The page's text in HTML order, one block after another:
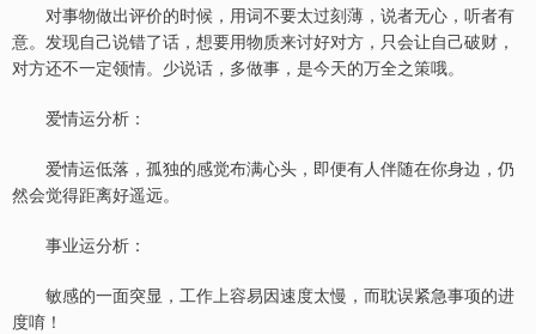
对事物做出评价的时候，用词不要太过刻薄，说者无心，听者有
意。发现自己说错了话，想要用物质来讨好对方，只会让自己破财，
对方还不一定领情。少说话，多做事，是今天的万全之策哦。
爱情运分析：
爱情运低落，孤独的感觉布满心头，即便有人伴随在你身边，仍
然会觉得距离好遥远。
事业运分析：
敏感的一面突显，工作上容易因速度太慢，而耽误紧急事项的进
度唷！